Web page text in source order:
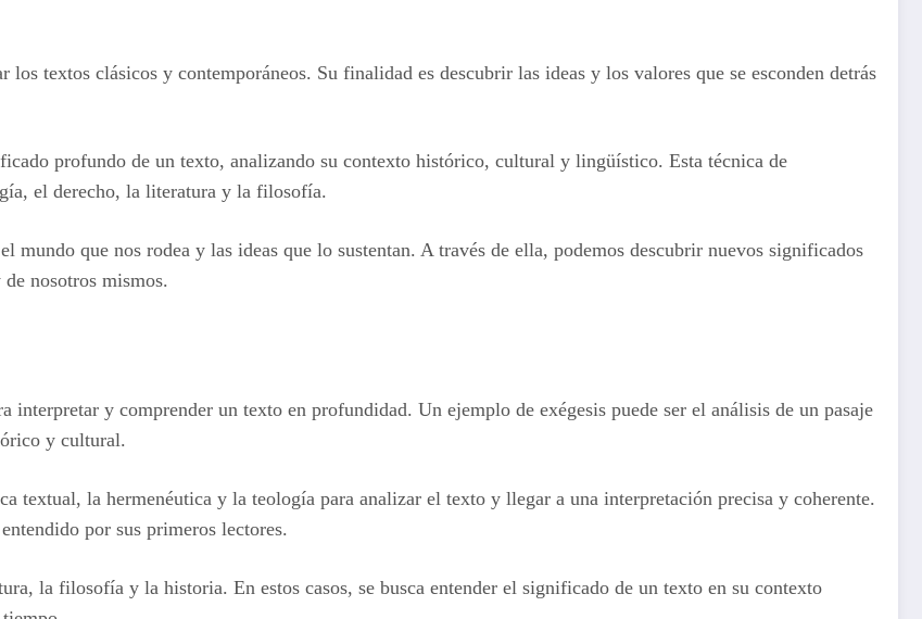
textos clásicos y contemporáneos. Su finalidad es descubrir las ideas y los valores que se esconden detrás
profundo de un texto, analizando su contexto histórico, cultural y lingüístico. Esta técnica de
el derecho, la literatura y la filosofía.
mundo que nos rodea y las ideas que lo sustentan. A través de ella, podemos descubrir nuevos significados
nosotros mismos.
interpretar y comprender un texto en profundidad. Un ejemplo de exégesis puede ser el análisis de un pasaje
y cultural.
textual, la hermenéutica y la teología para analizar el texto y llegar a una interpretación precisa y coherente.
por sus primeros lectores.
la filosofía y la historia. En estos casos, se busca entender el significado de un texto en su contexto